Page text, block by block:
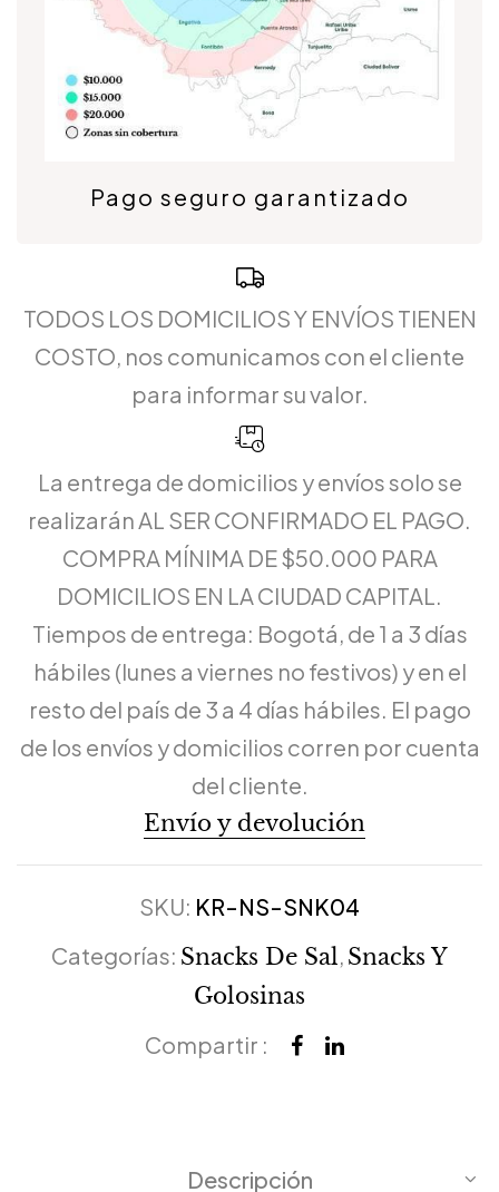
Pago seguro garantizado
TODOS LOS DOMICILIOS Y ENVÍOS TIENEN
COSTO, nos comunicamos con el cliente
para informar su valor.
La entrega de domicilios y envíos solo se
realizarán AL SER CONFIRMADO EL PAGO.
COMPRA MÍNIMA DE $50.000 PARA
DOMICILIOS EN LA CIUDAD CAPITAL.
Tiempos de entrega: Bogotá, de 1 a 3 días
hábiles (lunes a viernes no festivos) y en el
resto del país de 3 a 4 días hábiles. El pago
de los envíos y domicilios corren por cuenta
del cliente.
Envío y devolución
SKU: KR-NS-SNK04
Categorías: Snacks De Sal Snacks Y
Golosinas
Compartir :
Descripción